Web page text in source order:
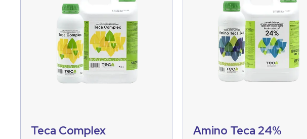
Teca Complex Amino Teca 24%